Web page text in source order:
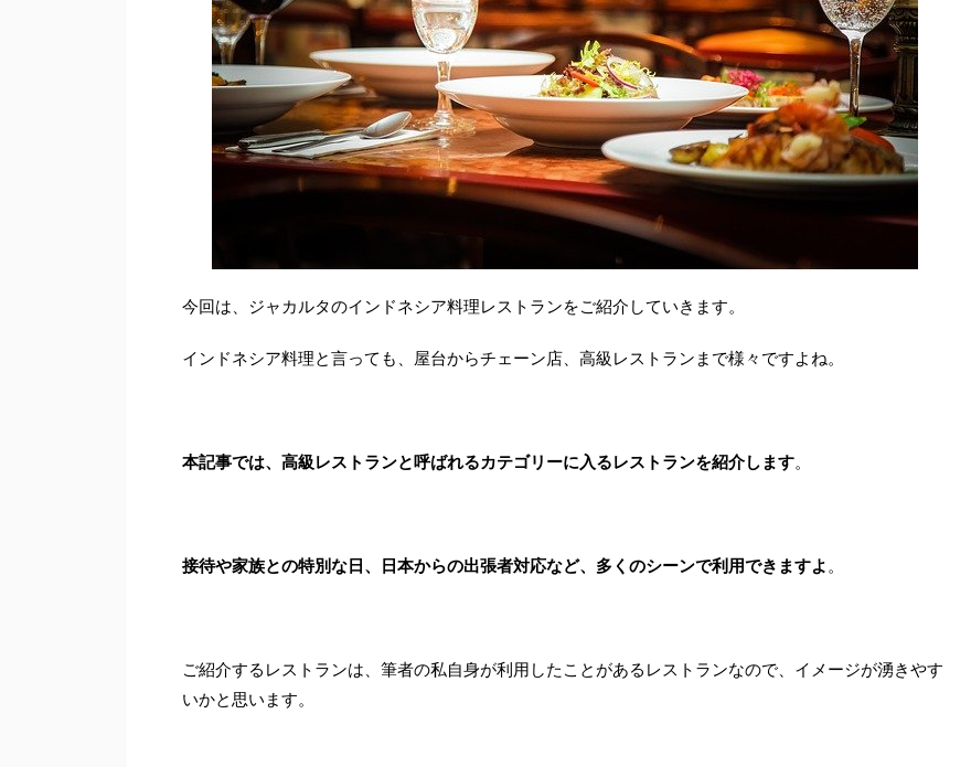
今回は、ジャカルタのインドネシア料理レストランをご紹介していきます。
インドネシア料理と言っても、屋台からチェーン店、高級レストランまで様々ですよね。
本記事では、高級レストランと呼ばれるカテゴリーに入るレストランを紹介します。
接待や家族との特別な日、日本からの出張者対応など、多くのシーンで利用できますよ。
ご紹介するレストランは、筆者の私自身が利用したことがあるレストランなので、イメージが湧きやす
いかと思います。